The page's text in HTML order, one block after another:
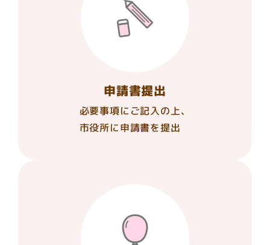
申請書提出
必要事項にご記入の上、
市役所に申請書を提出